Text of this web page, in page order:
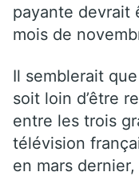
payante devrait
mois de
Il semblerait
soit loin d’être
entre les trois
télévision
en mars